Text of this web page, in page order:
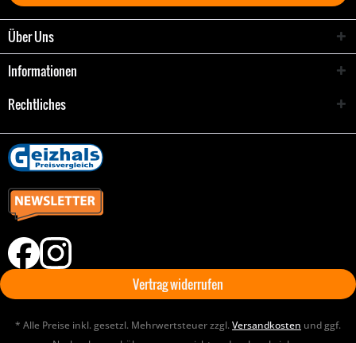
Über Uns
Informationen
Rechtliches
Vertrag widerrufen
* Alle Preise inkl. gesetzl. Mehrwertsteuer zzgl.Versandkosten und ggf.